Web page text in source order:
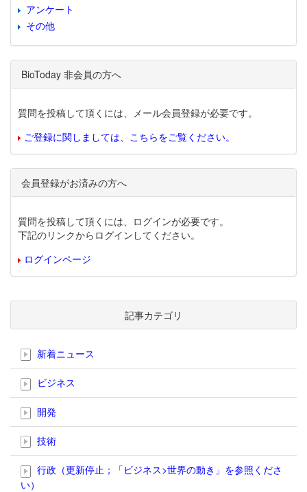
アンケート
その他
BioToday 非会員の方へ
質問を投稿して頂くには、メール会員登録が必要です。
ご登録に関しましては、こちらをご覧ください。
会員登録がお済みの方へ
質問を投稿して頂くには、ログインが必要です。
下記のリンクからログインしてください。
ログインページ
記事カテゴリ
新着ニュース
ビジネス
開発
技術
行政（更新停止；「ビジネス>世界の動き」を参照くださ
い）